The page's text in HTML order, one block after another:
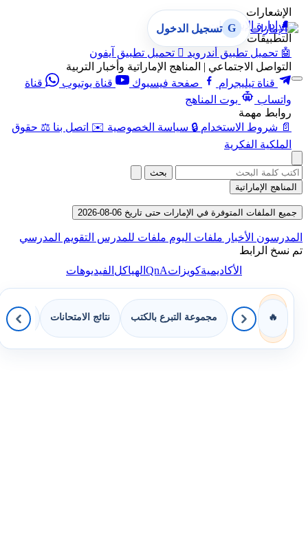
الإشعارات
🔔 إدارة الإشعارات
التطبيقات
🤖 تحميل تطبيق أندرويد  تحميل تطبيق آيفون
التواصل الاجتماعي | المناهج الإماراتية وأخبار التربية
قناة تيليجرام
صفحة فيسبوك قناة يوتيوب
قناة
واتساب
بوت المناهج
روابط مهمة
📄 شروط الاستخدام 🔒 سياسة الخصوصية ✉️ اتصل بنا ⚖️ حقوق
الملكية الفكرية
G تسجيل الدخول
بحث
المناهج الإماراتية
جميع الملفات المتوفرة في الإمارات حتى تاريخ 06-08-2026
المدرسون الأخبار ملفات اليوم ملفات للمدرس التقويم المدرسي
تم نسخ الرابط
الأكاديميةكويزاتQnAالهياكلالفيديوهات
🔥 مجموعة التبرع بالكتب نتائج الامتحانات